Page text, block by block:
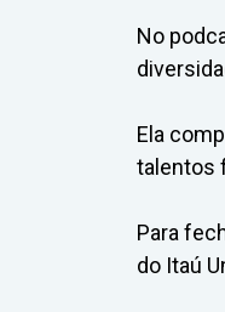
No
Ela
talentos
Para
do Itaú